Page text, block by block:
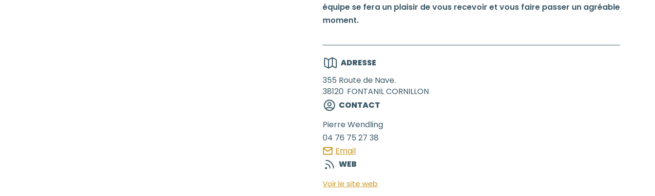
équipe se fera un plaisir de vous recevoir et vous faire passer un agréable
moment.
ADRESSE
355 Route de Nave.
38120 FONTANIL CORNILLON
CONTACT
PierreWendling
04 76 75 27 38
Email
WEB
Voir le site web